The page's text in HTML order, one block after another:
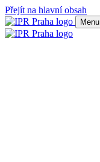
Přejít na hlavní obsah
Menu